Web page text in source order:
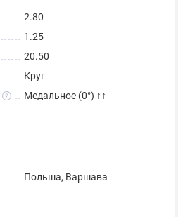
2.80
1.25
20.50
Круг
Медальное (0°) ↑↑
Польша, Варшава